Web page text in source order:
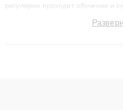
регулярно проходит обучение и
технику с сохранением гарантии